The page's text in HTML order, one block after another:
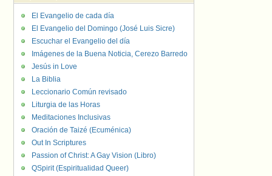
El Evangelio de cada día
El Evangelio del Domingo (José Luis Sicre)
Escuchar el Evangelio del día
Imágenes de la Buena Noticia, Cerezo Barredo
Jesús in Love
La Biblia
Leccionario Común revisado
Liturgia de las Horas
Meditaciones Inclusivas
Oración de Taizé (Ecuménica)
Out In Scriptures
Passion of Christ: A Gay Vision (Libro)
QSpirit (Espiritualidad Queer)